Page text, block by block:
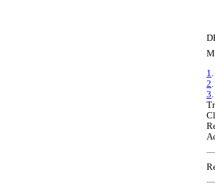
1
2
3